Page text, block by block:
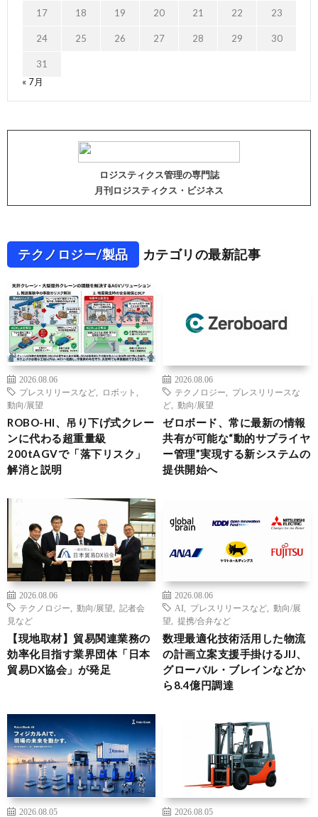
17 18 19 20 21 22 23
24 25 26 27 28 29 30
31
« 7月
ロジスティクス管理の専門誌
月刊ロジスティクス・ビジネス
テクノロジー/製品 カテゴリの最新記事
2026.08.06
プレスリリースなど
ロボット
動向/展望
ROBO-HI、吊り下げ式クレー
ンに代わる超重量級
200tAGVで「落下リスク」
解消と説明
2026.08.06
テクノロジー
プレスリリースな
ど
動向/展望
ゼロボード、常に最新の情報
共有が可能な“動的サプライヤ
ー管理”実現する新システムの
提供開始へ
2026.08.06
テクノロジー
動向/展望
記者会
見など
【現地取材】貿易関連業務の
効率化目指す業界団体「日本
貿易DX協会」が発足
2026.08.06
AI
プレスリリースなど
動向/展
望
提携/合弁など
数理最適化技術活用した物流
の計画立案支援手掛けるJIJ、
グローバル・ブレインなどか
ら8.4億円調達
2026.08.05
2026.08.05